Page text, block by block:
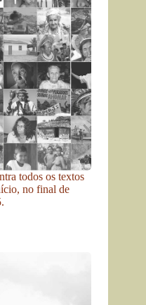
todos os textos
no final de